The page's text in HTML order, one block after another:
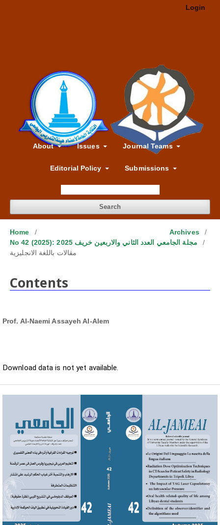
About Issues Journal Teams
Editorial Policy Submissions
Search
Login
Home / Archives
/
No 42 (2025): مجلة الجامعي العدد الثاني والاربعين خريف 2025
/
مقالات باللغة الانجليزية
Contents
Prof. Al-Naemi Assayeh Al-Alem
Download data is not yet available.